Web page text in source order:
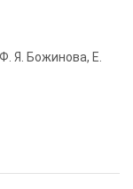
Я. Божинова, Е.